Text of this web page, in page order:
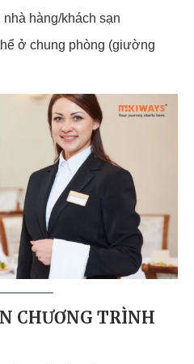
nhà hàng/khách sạn
ở chung phòng (giường
CHƯƠNG TRÌNH